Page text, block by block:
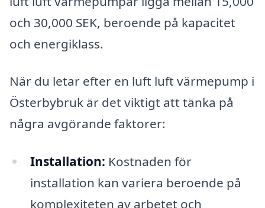
och 30,000 SEK, beroende på kapacitet
och energiklass.
När du letar efter en luft luft värmepump i
Österbybruk är det viktigt att tänka på
några avgörande faktorer:
Installation: Kostnaden för
installation kan variera beroende på
komplexiteten av arbetet och